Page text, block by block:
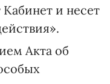
и несет
Акта об